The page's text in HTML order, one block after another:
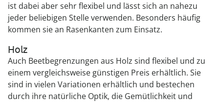
ist dabei aber sehr flexibel und lässt sich an nahezu
jeder beliebigen Stelle verwenden. Besonders häufig
kommen sie an Rasenkanten zum Einsatz.
Holz
Auch Beetbegrenzungen aus Holz sind flexibel und zu
einem vergleichsweise günstigen Preis erhältlich. Sie
sind in vielen Variationen erhältlich und bestechen
durch ihre natürliche Optik, die Gemütlichkeit und